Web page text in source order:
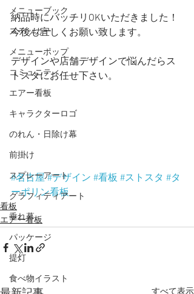
メニューブック
ステッカー
メニューポップ
コミュニティ
エアー看板
キャラクターロゴ
のれん・日除け幕
前掛け
スプレーアート
グラフィティアート
垂れ幕
パッケージ
提灯
食べ物イラスト
納品時にバッチリOKいただきました！
今後も宜しくお願い致します。
デザインや店舗デザインで悩んだらス
トスタにお任せ下さい。
#名古屋 #デザイン #看板 #ストスタ #タ
ーポリン看板
看板
エアー看板
すべて表示